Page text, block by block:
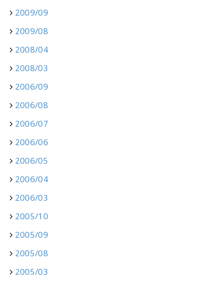
2009/09
2009/08
2008/04
2008/03
2006/09
2006/08
2006/07
2006/06
2006/05
2006/04
2006/03
2005/10
2005/09
2005/08
2005/03